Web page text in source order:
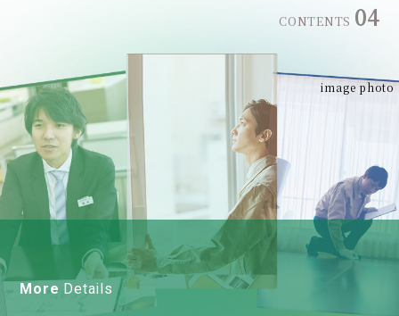
CONTENTS 04
image photo
More Details